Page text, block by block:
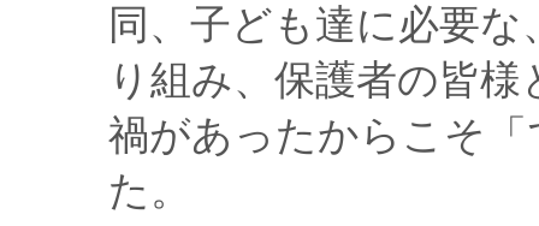
同、子ども達に必要
り組み、保護者の皆
禍があったからこそ
た。